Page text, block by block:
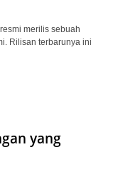
merilis sebuah
Rilisan terbarunya ini
yang